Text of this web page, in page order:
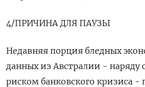
4/ПРИЧИНА ДЛЯ ПАУЗЫ
Недавняя порция бледных
данных из Австралии - наряду
риском банковского кризиса -